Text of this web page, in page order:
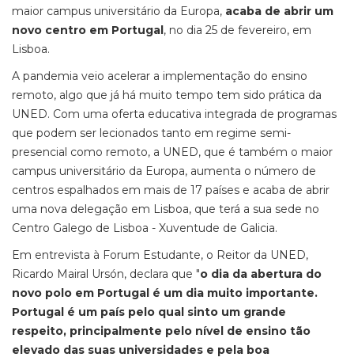
maior campus universitário da Europa, acaba de abrir um
novo centro em Portugal, no dia 25 de fevereiro, em
Lisboa.
A pandemia veio acelerar a implementação do ensino
remoto, algo que já há muito tempo tem sido prática da
UNED. Com uma oferta educativa integrada de programas
que podem ser lecionados tanto em regime semi-
presencial como remoto, a UNED, que é também o maior
campus universitário da Europa, aumenta o número de
centros espalhados em mais de 17 países e acaba de abrir
uma nova delegação em Lisboa, que terá a sua sede no
Centro Galego de Lisboa - Xuventude de Galicia.
Em entrevista à Forum Estudante, o Reitor da UNED,
Ricardo Mairal Ursón, declara que "o dia da abertura do
novo polo em Portugal é um dia muito importante.
Portugal é um país pelo qual sinto um grande
respeito, principalmente pelo nível de ensino tão
elevado das suas universidades e pela boa